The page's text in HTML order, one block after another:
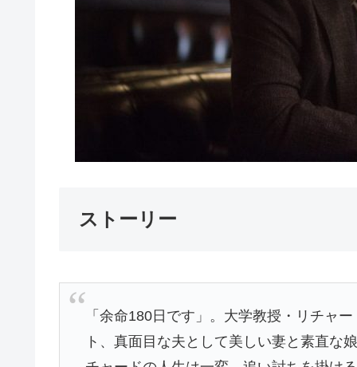
ストーリー
「余命180⽇です」。⼤学教授・リチャ
ト、真⾯⽬な夫として美しい妻と素直な